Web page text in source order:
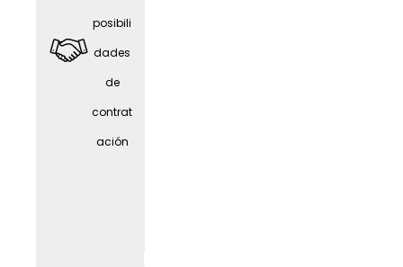
compl
ement
ario
gratuit
o
posibili
dades
de
contrat
ación